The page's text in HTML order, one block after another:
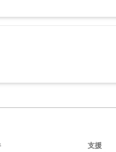
支援